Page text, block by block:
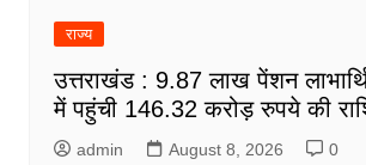
राज्य
उत्तराखंड : 9.87 लाख पेंशन
में पहुंची 146.32 करोड़ रुपये की
admin August 8, 2026 0